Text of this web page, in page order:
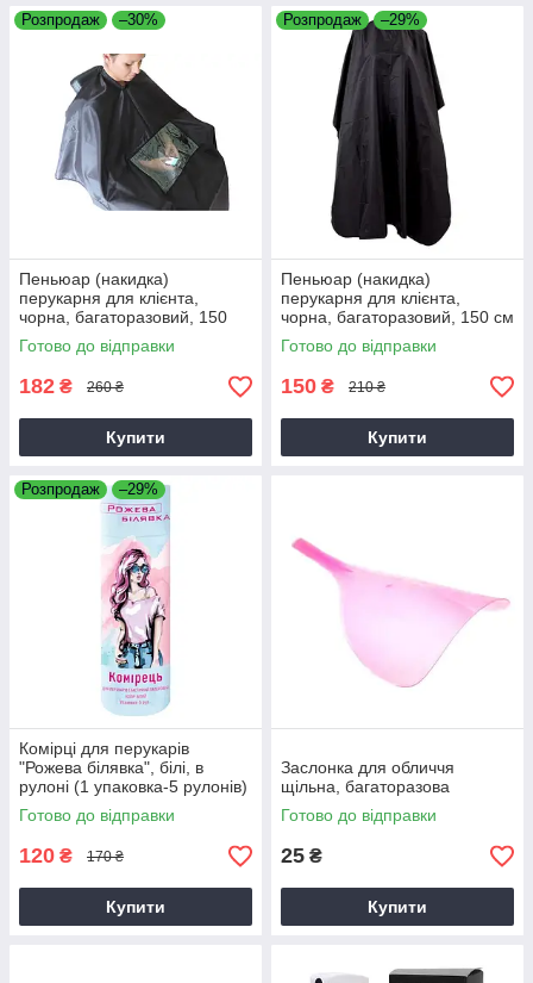
Розпродаж –30%
Пеньюар (накидка)
перукарня для клієнта,
чорна, багаторазовий, 150
см, "Гаджет"
Готово до відправки
182 ₴ 260 ₴
Купити
Розпродаж –29%
Пеньюар (накидка)
перукарня для клієнта,
чорна, багаторазовий, 150 см
Готово до відправки
150 ₴ 210 ₴
Купити
Розпродаж –29%
Комірці для перукарів
"Рожева білявка", білі, в
рулоні (1 упаковка-5 рулонів)
Готово до відправки
120 ₴ 170 ₴
Купити
Заслонка для обличчя
щільна, багаторазова
Готово до відправки
25 ₴
Купити